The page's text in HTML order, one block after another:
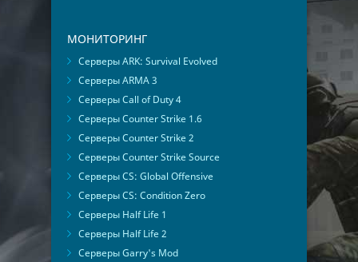
МОНИТОРИНГ
Серверы ARK: Survival Evolved
Серверы ARMA 3
Серверы Call of Duty 4
Серверы Counter Strike 1.6
Серверы Counter Strike 2
Серверы Counter Strike Source
Серверы CS: Global Offensive
Серверы CS: Condition Zero
Серверы Half Life 1
Серверы Half Life 2
Серверы Garry's Mod